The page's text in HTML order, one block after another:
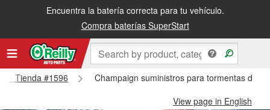
Encuentra la batería correcta para tu vehículo.
Compra baterías SuperStart
Tienda #1596
Champaign suministros para tormentas de
View page in English